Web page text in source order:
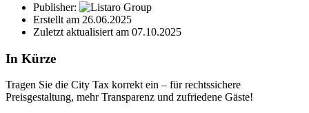
Publisher:
Erstellt am 26.06.2025
Zuletzt aktualisiert am 07.10.2025
In Kürze
Tragen Sie die City Tax korrekt ein – für rechtssichere
Preisgestaltung, mehr Transparenz und zufriedene Gäste!